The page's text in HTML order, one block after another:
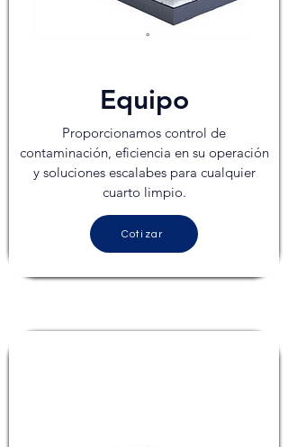
Equipo
Proporcionamos control de
contaminación, eficiencia en su operación
y soluciones escalabes para cualquier
cuarto limpio.
Cotizar